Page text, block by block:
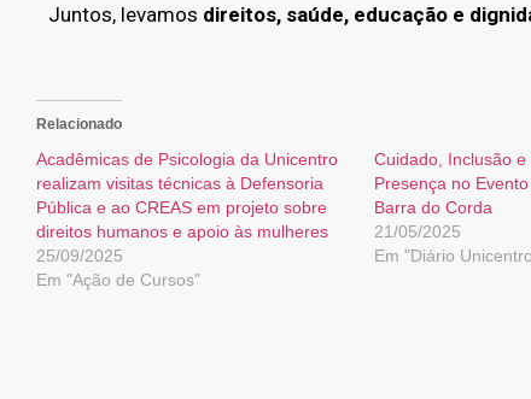
Juntos, levamos direitos, saúde, educação e
Relacionado
Acadêmicas de Psicologia da Unicentro
realizam visitas técnicas à Defensoria
Pública e ao CREAS em projeto sobre
direitos humanos e apoio às mulheres
25/09/2025
Em "Ação de Cursos"
Cuidado, Inclusão
Presença no
Barra do Corda
21/05/2025
Em "Diário